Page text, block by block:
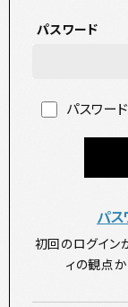
パスワード
パスワー
パ
初回のログイン
ィの観点